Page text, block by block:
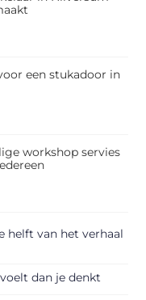
een stukadoor in
workshop servies
helft van het verhaal
dan je denkt